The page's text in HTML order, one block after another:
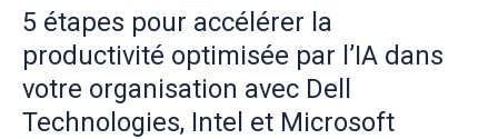
5 étapes pour accélérer la
productivité optimisée par l’IA dans
votre organisation avec Dell
Technologies, Intel et Microsoft